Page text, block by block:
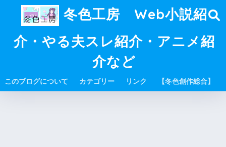
冬色工房 Web小説紹
介・やる夫スレ紹介・アニメ紹
介など
このブログについて カテゴリー リンク 【冬色創作総合】